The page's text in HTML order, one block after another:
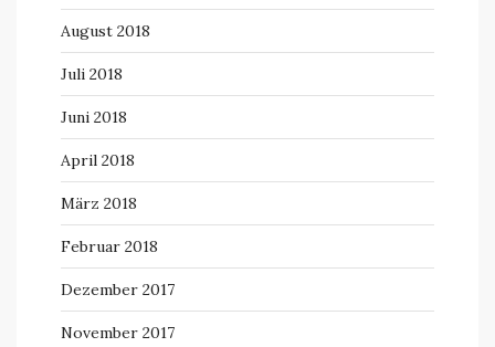
August 2018
Juli 2018
Juni 2018
April 2018
März 2018
Februar 2018
Dezember 2017
November 2017